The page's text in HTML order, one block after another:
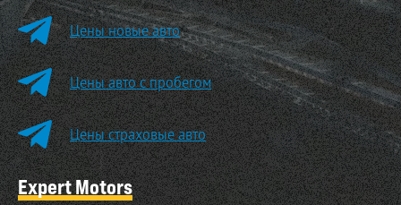
Цены новые авто
Цены авто с пробегом
Цены страховые авто
Expert Motors